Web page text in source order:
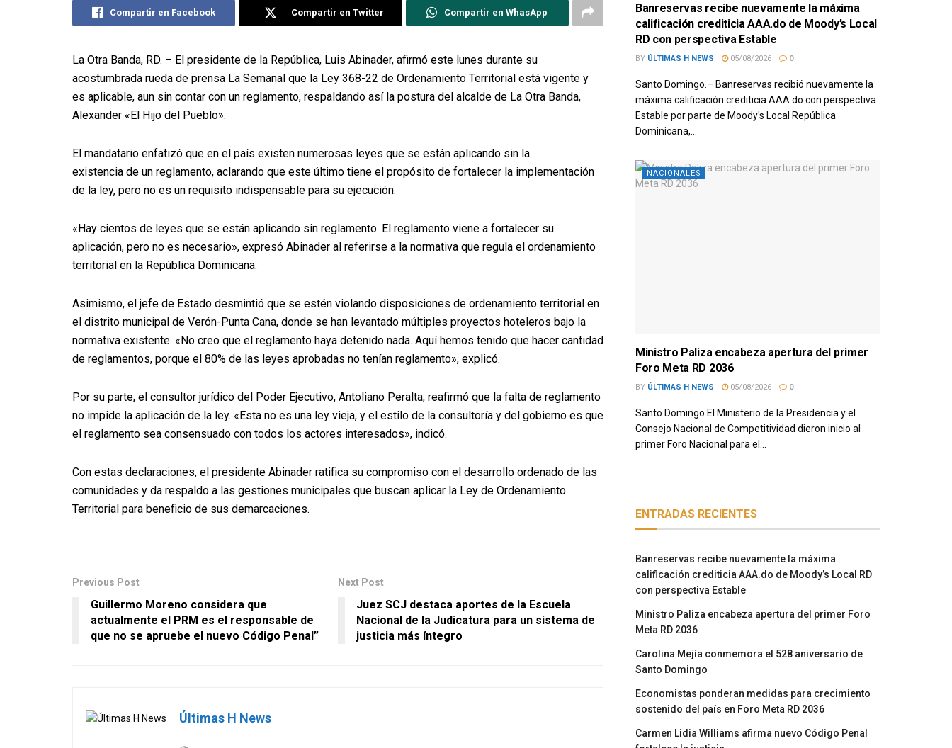
Compartir en Facebook Compartir en Twitter Compartir en WhasApp
La Otra Banda, RD. – El presidente de la República, Luis Abinader, afirmó este lunes durante su
acostumbrada rueda de prensa La Semanal que la Ley 368-22 de Ordenamiento Territorial está vigente y
es aplicable, aun sin contar con un reglamento, respaldando así la postura del alcalde de La Otra Banda,
Alexander «El Hijo del Pueblo».
El mandatario enfatizó que en el país existen numerosas leyes que se están aplicando sin la
existencia de un reglamento, aclarando que este último tiene el propósito de fortalecer la implementación
de la ley, pero no es un requisito indispensable para su ejecución.
«Hay cientos de leyes que se están aplicando sin reglamento. El reglamento viene a fortalecer su
aplicación, pero no es necesario», expresó Abinader al referirse a la normativa que regula el ordenamiento
territorial en la República Dominicana.
Asimismo, el jefe de Estado desmintió que se estén violando disposiciones de ordenamiento territorial en
el distrito municipal de Verón-Punta Cana, donde se han levantado múltiples proyectos hoteleros bajo la
normativa existente. «No creo que el reglamento haya detenido nada. Aquí hemos tenido que hacer cantidad
de reglamentos, porque el 80% de las leyes aprobadas no tenían reglamento», explicó.
Por su parte, el consultor jurídico del Poder Ejecutivo, Antoliano Peralta, reafirmó que la falta de reglamento
no impide la aplicación de la ley. «Esta no es una ley vieja, y el estilo de la consultoría y del gobierno es que
el reglamento sea consensuado con todos los actores interesados», indicó.
Con estas declaraciones, el presidente Abinader ratifica su compromiso con el desarrollo ordenado de las
comunidades y da respaldo a las gestiones municipales que buscan aplicar la Ley de Ordenamiento
Territorial para beneficio de sus demarcaciones.
Previous Post
Guillermo Moreno considera que
actualmente el PRM es el responsable de
que no se apruebe el nuevo Código Penal”
Next Post
Juez SCJ destaca aportes de la Escuela
Nacional de la Judicatura para un sistema de
justicia más íntegro
Últimas H News
Banreservas recibe nuevamente la máxima
calificación crediticia AAA.do de Moody’s Local
RD con perspectiva Estable
BY ÚLTIMAS H NEWS 05/08/2026 0
Santo Domingo.– Banreservas recibió nuevamente la
máxima calificación crediticia AAA.do con perspectiva
Estable por parte de Moody's Local República
Dominicana,...
NACIONALES
Ministro Paliza encabeza apertura del primer
Foro Meta RD 2036
BY ÚLTIMAS H NEWS 05/08/2026 0
Santo Domingo.El Ministerio de la Presidencia y el
Consejo Nacional de Competitividad dieron inicio al
primer Foro Nacional para el...
ENTRADAS RECIENTES
Banreservas recibe nuevamente la máxima
calificación crediticia AAA.do de Moody’s Local RD
con perspectiva Estable
Ministro Paliza encabeza apertura del primer Foro
Meta RD 2036
Carolina Mejía conmemora el 528 aniversario de
Santo Domingo
Economistas ponderan medidas para crecimiento
sostenido del país en Foro Meta RD 2036
Carmen Lidia Williams afirma nuevo Código Penal